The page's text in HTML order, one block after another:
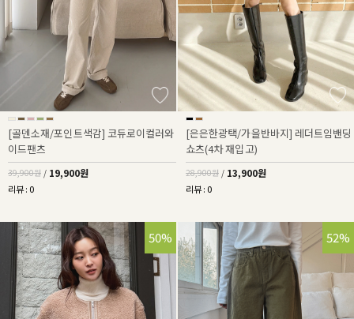
[골덴소재/포인트색감] 코듀로이컬러와
이드팬츠
39,900원 / 19,900원
리뷰 : 0
[은은한광택/가을반바지] 레더트임밴딩
쇼츠(4차 재입고)
28,900원 / 13,900원
리뷰 : 0
50% 52%